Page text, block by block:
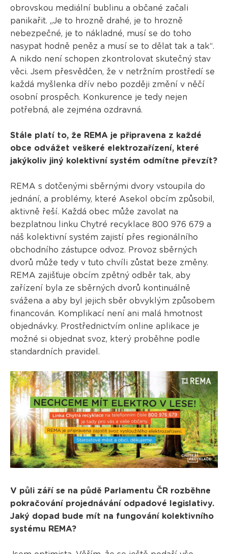
obrovskou mediální bublinu a občané začali
panikařit. „Je to hrozně drahé, je to hrozně
nebezpečné, je to nákladné, musí se do toho
nasypat hodně peněz a musí se to dělat tak a tak“.
A nikdo není schopen zkontrolovat skutečný stav
věci. Jsem přesvědčen, že v netržním prostředí se
každá myšlenka dřív nebo později změní v něčí
osobní prospěch. Konkurence je tedy nejen
potřebná, ale zejména ozdravná.
Stále platí to, že REMA je připravena z každé
obce odvážet veškeré elektrozařízení, které
jakýkoliv jiný kolektivní systém odmítne převzít?
REMA s dotčenými sběrnými dvory vstoupila do
jednání, a problémy, které Asekol obcím způsobil,
aktivně řeší. Každá obec může zavolat na
bezplatnou linku Chytré recyklace 800 976 679 a
náš kolektivní systém zajistí přes regionálního
obchodního zástupce odvoz. Provoz sběrných
dvorů může tedy v tuto chvíli zůstat beze změny.
REMA zajišťuje obcím zpětný odběr tak, aby
zařízení byla ze sběrných dvorů kontinuálně
svážena a aby byl jejich sběr obvyklým způsobem
financován. Komplikací není ani malá hmotnost
objednávky. Prostřednictvím online aplikace je
možné si objednat svoz, který proběhne podle
standardních pravidel.
V půli září se na půdě Parlamentu ČR rozběhne
pokračování projednávání odpadové legislativy.
Jaký dopad bude mít na fungování kolektivního
systému REMA?